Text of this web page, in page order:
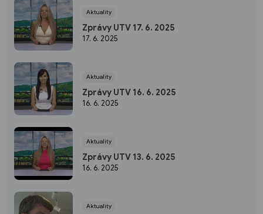
Aktuality
Zprávy UTV 17. 6. 2025
17. 6. 2025
Aktuality
Zprávy UTV 16. 6. 2025
16. 6. 2025
Aktuality
Zprávy UTV 13. 6. 2025
16. 6. 2025
Aktuality